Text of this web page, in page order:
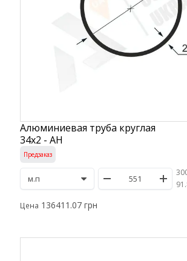
Алюминиевая труба круглая
34х2 - АН
Предзаказ
/
Цена 136411.07 грн